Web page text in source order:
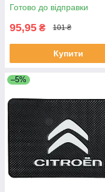
Готово до відправки
95,95 ₴ 101 ₴
Купити
–5%